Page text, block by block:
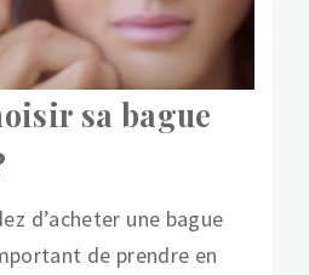
sa bague
d’acheter une bague
de prendre en